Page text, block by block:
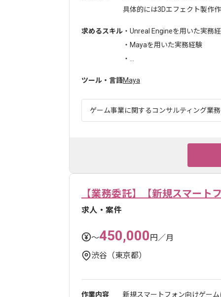
具体的には3Dエフェクト製作
求めるスキル ・Unreal Engineを用いた実務
・Mayaを用いた実務経験
・...
ツール・言語Maya
ゲーム事業に関するコンサルティング業
【業務委託】【新規スマート
求人・案件
〜450,000円／月
渋谷（東京都）
作業内容 新規スマートフォン向けゲー